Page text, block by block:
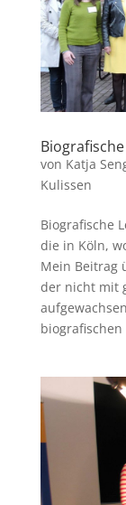
von Katja
Kulissen
Biografische
die in Köln,
Mein Beitrag
der nicht mit